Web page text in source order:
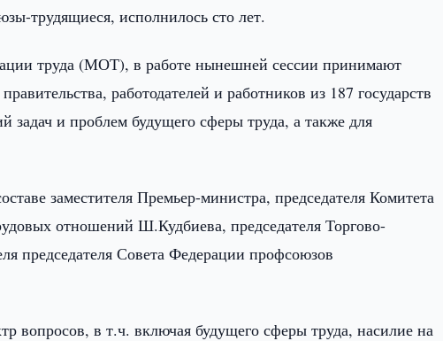
трудящиеся, исполнилось сто лет.
труда (МОТ), в работе нынешней сессии принимают
работодателей и работников из 187 государств
и проблем будущего сферы труда, а также для
заместителя Премьер-министра, председателя Комитета
отношений Ш.Кудбиева, председателя Торгово-
председателя Совета Федерации профсоюзов
вопросов, в т.ч. включая будущего сферы труда, насилие на